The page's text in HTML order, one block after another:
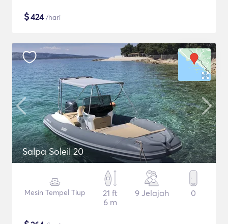
$424/hari
Salpa Soleil 20
Mesin Tempel Tiup
21 ft
6 m
9 Jelajah 0